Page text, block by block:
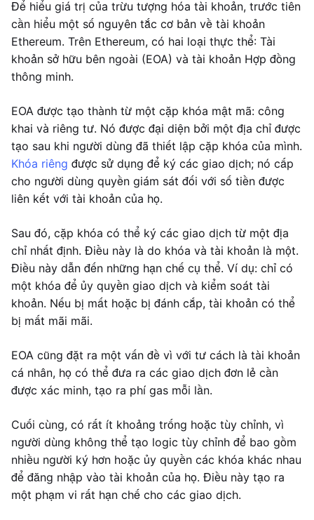
Để hiểu giá trị của trừu tượng hóa tài khoản, trước tiên
cần hiểu một số nguyên tắc cơ bản về tài khoản
Ethereum. Trên Ethereum, có hai loại thực thể: Tài
khoản sở hữu bên ngoài (EOA) và tài khoản Hợp đồng
thông minh.
EOA được tạo thành từ một cặp khóa mật mã: công
khai và riêng tư. Nó được đại diện bởi một địa chỉ được
tạo sau khi người dùng đã thiết lập cặp khóa của mình.
Khóa riêng được sử dụng để ký các giao dịch; nó cấp
cho người dùng quyền giám sát đối với số tiền được
liên kết với tài khoản của họ.
Sau đó, cặp khóa có thể ký các giao dịch từ một địa
chỉ nhất định. Điều này là do khóa và tài khoản là một.
Điều này dẫn đến những hạn chế cụ thể. Ví dụ: chỉ có
một khóa để ủy quyền giao dịch và kiểm soát tài
khoản. Nếu bị mất hoặc bị đánh cắp, tài khoản có thể
bị mất mãi mãi.
EOA cũng đặt ra một vấn đề vì với tư cách là tài khoản
cá nhân, họ có thể đưa ra các giao dịch đơn lẻ cần
được xác minh, tạo ra phí gas mỗi lần.
Cuối cùng, có rất ít khoảng trống hoặc tùy chỉnh, vì
người dùng không thể tạo logic tùy chỉnh để bao gồm
nhiều người ký hơn hoặc ủy quyền các khóa khác nhau
để đăng nhập vào tài khoản của họ. Điều này tạo ra
một phạm vi rất hạn chế cho các giao dịch.